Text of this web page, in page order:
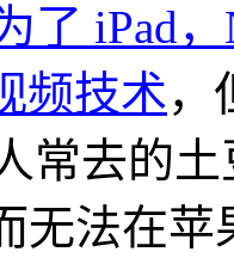
了 iPad
频技术，
常去的
无法在苹